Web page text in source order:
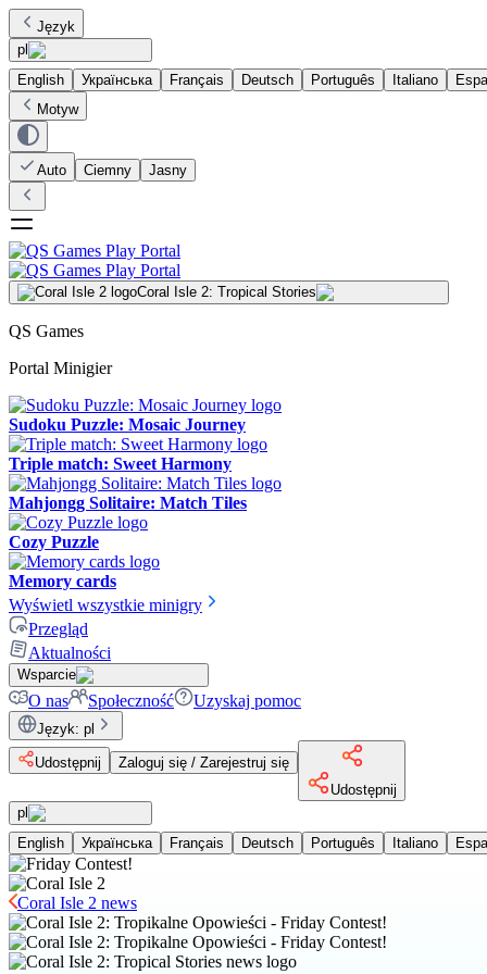
Język
pl
English
Українська Français Deutsch Português Italiano
Motyw
Auto Ciemny Jasny
Coral Isle 2: Tropical Stories
QS Games
Portal Minigier
Sudoku Puzzle: Mosaic Journey
Triple match: Sweet Harmony
Mahjongg Solitaire: Match Tiles
Cozy Puzzle
Memory cards
Wyświetl wszystkie minigry
Przegląd
Aktualności
Wsparcie
O nas Społeczność Uzyskaj pomoc
Język: pl
Udostępnij
Zaloguj się / Zarejestruj się
Udostępnij
pl
English
Українська Français Deutsch Português Italiano
Coral Isle 2 news